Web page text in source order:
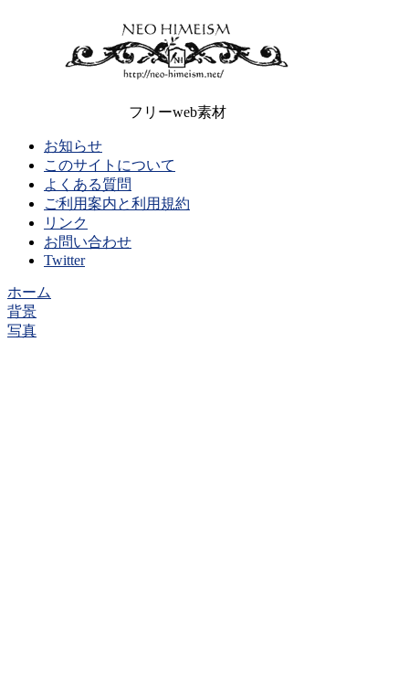
フリーweb素材
お知らせ
このサイトについて
よくある質問
ご利用案内と利用規約
リンク
お問い合わせ
Twitter
ホーム
背景
写真